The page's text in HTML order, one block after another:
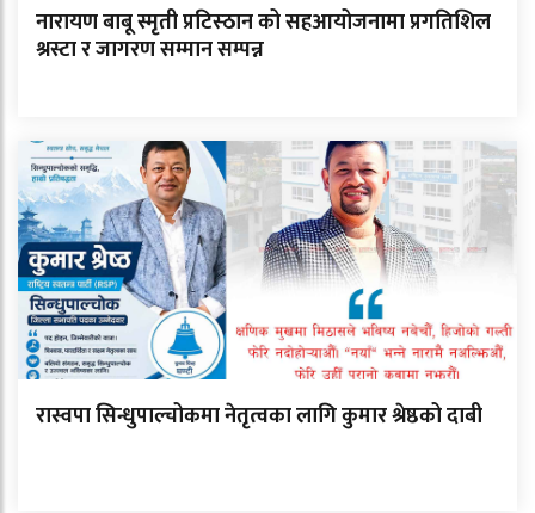
नारायण बाबू स्मृती प्रटिस्ठान को सहआयोजनामा प्रगतिशिल
श्रस्टा र जागरण सम्मान सम्पन्न
रास्वपा सिन्धुपाल्चोकमा नेतृत्वका लागि कुमार श्रेष्ठको दाबी